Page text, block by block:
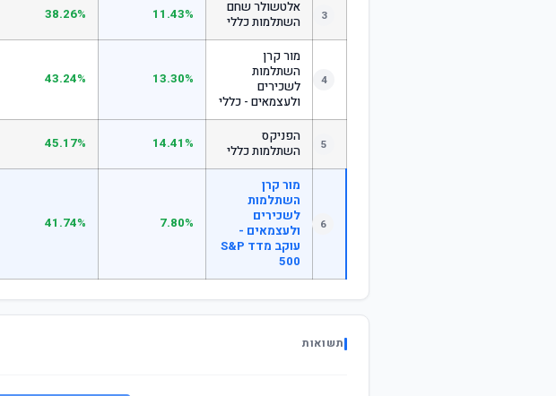
3
אלטשולר שחם
השתלמות כללי
11.43%
38.26%
4
מור קרן
השתלמות
לשכירים
ולעצמאים - כללי
13.30%
43.24%
5
הפניקס
השתלמות כללי
14.41%
45.17%
6
מור קרן
השתלמות
לשכירים
ולעצמאים -
עוקב מדד S&P
500
7.80%
41.74%
תשואות